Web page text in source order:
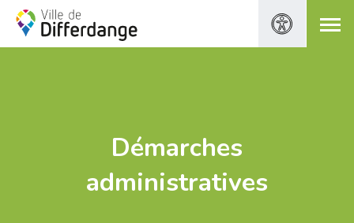
Démarches
administratives